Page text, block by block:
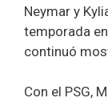
Neymar y
temporada
continuó
Con el PSG,